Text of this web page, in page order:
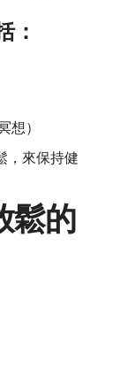
：
）
，來保持健
鬆的